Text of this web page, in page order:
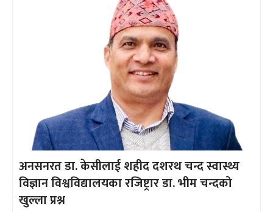
अनसनरत डा. केसीलाई शहीद दशरथ चन्द स्वास्थ्य
विज्ञान विश्वविद्यालयका रजिष्ट्रार डा. भीम चन्दको
खुल्ला प्रश्न